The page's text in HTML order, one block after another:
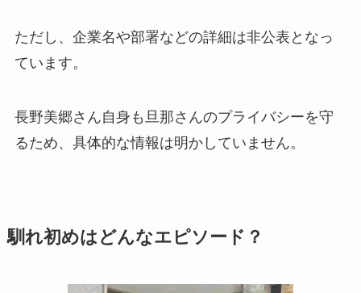
ただし、企業名や部署などの詳細は非公表となっ
ています。
長野美郷さん自身も旦那さんのプライバシーを守
るため、具体的な情報は明かしていません。
馴れ初めはどんなエピソード？